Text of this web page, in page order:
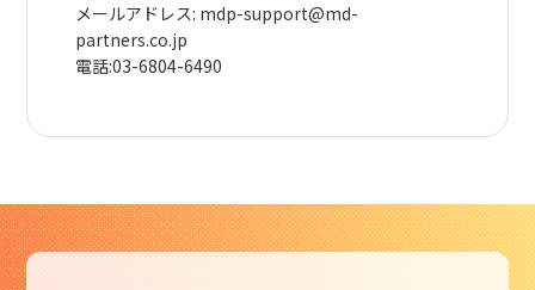
メールアドレス: mdp-support@md-
partners.co.jp
電話:03-6804-6490